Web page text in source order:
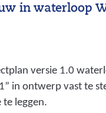
in waterloop
versie 1.0
in ontwerp vast te
te leggen.